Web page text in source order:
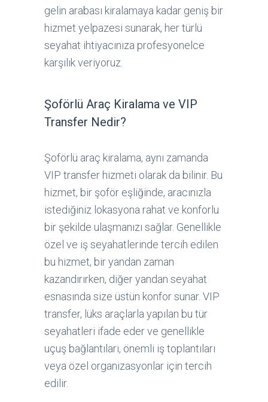
gelin arabası kiralamaya kadar geniş bir
hizmet yelpazesi sunarak, her türlü
seyahat ihtiyacınıza profesyonelce
karşılık veriyoruz.
Şoförlü Araç Kiralama ve VIP
Transfer Nedir?
Şoförlü araç kiralama, aynı zamanda
VIP transfer hizmeti olarak da bilinir. Bu
hizmet, bir şoför eşliğinde, aracınızla
istediğiniz lokasyona rahat ve konforlu
bir şekilde ulaşmanızı sağlar. Genellikle
özel ve iş seyahatlerinde tercih edilen
bu hizmet, bir yandan zaman
kazandırırken, diğer yandan seyahat
esnasında size üstün konfor sunar. VIP
transfer, lüks araçlarla yapılan bu tür
seyahatleri ifade eder ve genellikle
uçuş bağlantıları, önemli iş toplantıları
veya özel organizasyonlar için tercih
edilir.